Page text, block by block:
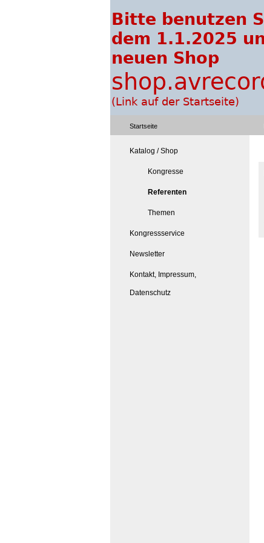
Startseite
Katalog / Shop
Kongresse
Referenten
Themen
Kongressservice
Newsletter
Kontakt, Impressum,
Datenschutz